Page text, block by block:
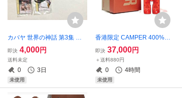
カバヤ 世界の神話 第3集 オ
リエント神話編 全10種セッ
ト/未開封
即決 4,000円
送料未定
0 3日
未使用
香港限定 CAMPER 400%ベ
アブリック/未開封
即決 37,000円
＋送料880円
0 4時間
未使用